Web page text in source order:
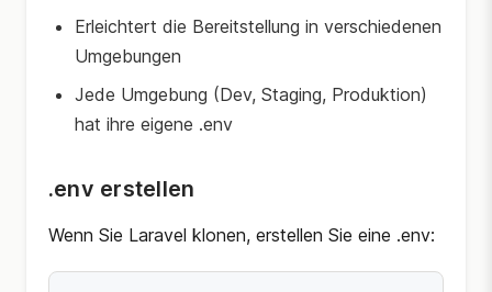
Erleichtert die Bereitstellung in verschiedenen
Umgebungen
Jede Umgebung (Dev, Staging, Produktion)
hat ihre eigene .env
.env erstellen
Wenn Sie Laravel klonen, erstellen Sie eine .env: